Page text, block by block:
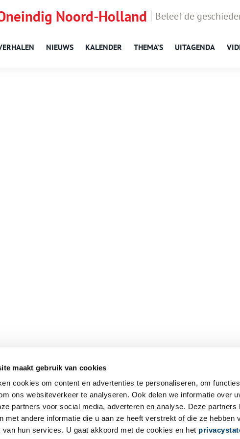
maakt gebruik van cookies
cookies om content en advertenties te personaliseren, om
ons websiteverkeer te analyseren. Ook delen we informatie over
partners voor social media, adverteren en analyse. Deze partners
met andere informatie die u aan ze heeft verstrekt of die ze hebben
van hun services. U gaat akkoord met de cookies en het
Noord-Holland Beleef de
NIEUWS KALENDER THEMA’S UITAGENDA